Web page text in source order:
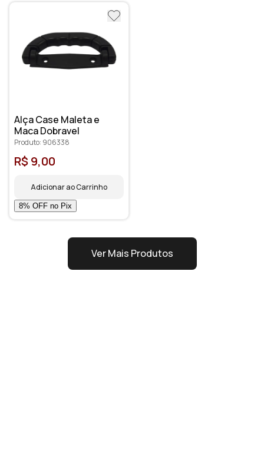
Alça Case Maleta e
Maca Dobravel
Produto: 906338
R$ 9,00
Adicionar ao Carrinho
Ver Mais Produtos